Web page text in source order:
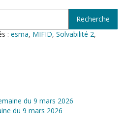
: esma, MIFID, Solvabilité 2,
du 9 mars 2026
du 9 mars 2026